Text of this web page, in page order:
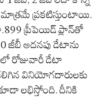
ప్రకటిస్తుంటాయి.
ప్రీపెయిడ్ ప్లాన్‌తో
జీబీ అదనపు డేటాను
రోజువారీ డేటా
వినియోగదారులకు
లభిస్తోంది. దీనికి